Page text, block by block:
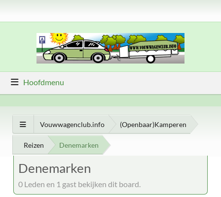
Hoofdmenu
Vouwwagenclub.info (Openbaar)Kamperen
Reizen Denemarken
Denemarken
0 Leden en 1 gast bekijken dit board.